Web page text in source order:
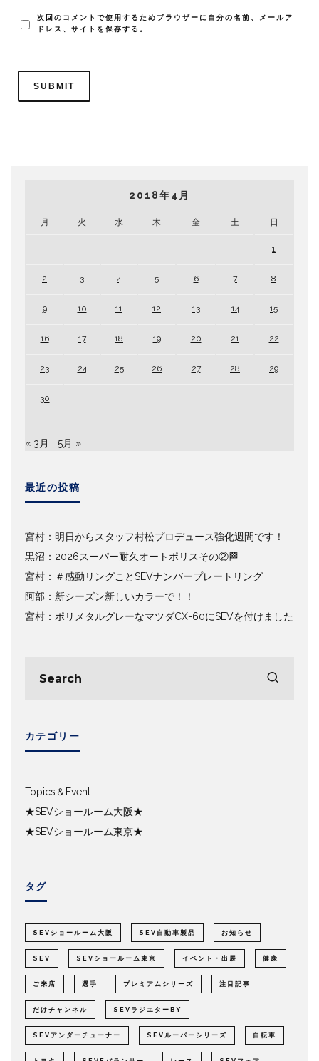
次回のコメントで使用するためブラウザーに自分の名前、メールア
ドレス、サイトを保存する。
2018年4月
月 火 水 木 金 土 日
1
2 3 4 5 6 7 8
9 10 11 12 13 14 15
16 17 18 19 20 21 22
23 24 25 26 27 28 29
30
« 3月 5月 »
最近の投稿
宮村：明日からスタッフ村松プロデュース強化週間です！
黒沼：2026スーパー耐久オートポリスその②🏁
宮村：＃感動リングことSEVナンバープレートリング
阿部：新シーズン新しいカラーで！！
宮村：ポリメタルグレーなマツダCX-60にSEVを付けました
カテゴリー
Topics＆Event
★SEVショールーム大阪★
★SEVショールーム東京★
タグ
SEVショールーム大阪 SEV自動車製品 お知らせ
SEV SEVショールーム東京 イベント・出展 健康
ご来店 選手 プレミアムシリーズ 注目記事
だけチャンネル SEVラジエターBY
SEVアンダーチューナー SEVルーパーシリーズ 自転車